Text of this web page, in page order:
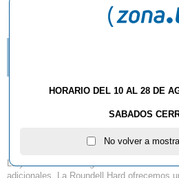
DESCRIPCIÓN Y
Goma
Hard
La ya bien conocida goma Roundell se
adicionales. La Roundell Hard ofrecemos
HORARIO DEL 10 AL 28 DE
SABADOS
No volver a